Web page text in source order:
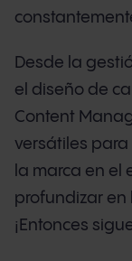
Desde la
el diseño de
Content
versátiles
la marca en el
profundizar en
¡Entonces